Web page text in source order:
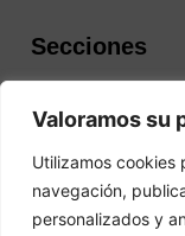
Valoramos su
Utilizamos cookies
navegación,
personalizados y
Secciones
Buscador de
Guías de Viajes